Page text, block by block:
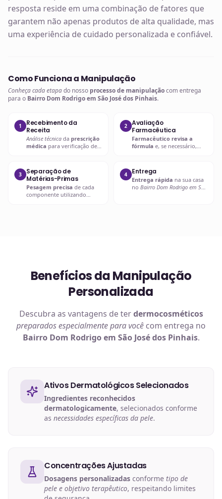
resposta reside em uma combinação de fatores que
garantem não apenas produtos de alta qualidade, mas
uma experiência de cuidado personalizada e confiável.
Como Funciona a Manipulação
Conheça cada etapado nosso processo de manipulaçãocom entrega
para o Bairro Dom Rodrigo em São José dos Pinhais.
1
Recebimento da
Receita
Análise técnica da prescrição
médica para verificação de
2
Avaliação
Farmacêutica
Farmacêutico revisa a
fórmula e, se necessário,
esclarecimentos.
3
Separação de
Matérias-Primas
Pesagem precisa de cada
componente utilizando
4 Entrega
Entrega rápida na sua casa
no Bairro Dom Rodrigo em São
Benefícios da Manipulação
Personalizada
Descubra as vantagens de terdermocosméticos
preparados especialmente para você com entrega no
Bairro Dom Rodrigo em São José dos Pinhais.
Ativos Dermatológicos Selecionados
Ingredientes reconhecidos
dermatologicamente, selecionados conforme
as necessidades específicas da pele.
Concentrações Ajustadas
Dosagens personalizadas conforme tipo de
pele e objetivo terapêutico, respeitando limites